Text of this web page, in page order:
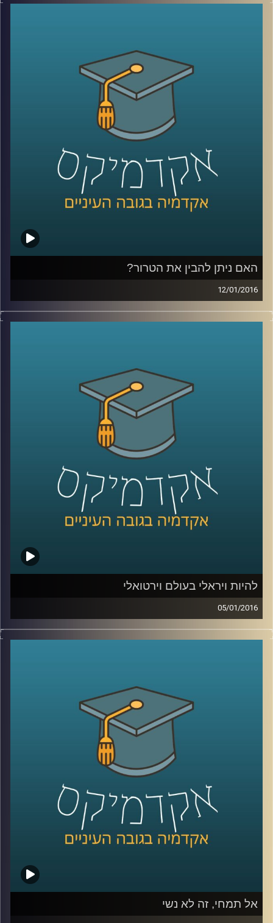
ההחלטה לשרת בצה"ל, החוויה כחייל וכסטודנט
בודד, רכישת השפה העברית, והקשר של סיפורו
האישי אל עבודתו בשנים האחרונות במרכז
AudioVersity
האם ניתן להבין את הטרור?
12/01/2016
הטרור מפחיד ומכעיס אותנו, עד כדי כך שאין
הטרור: מה מטרת העל של ארגוני טרור, והאם
הם עוסקים בזה בלבד, או שפעילויותיהם רחבות
הרבה יותר? סביר כי ההבנה של התמונה
המלאה תעזור למדינות ולקבוצות המותקפות
להתמודד עם הטרור וניסיון ההשתלטות של
האיסלאם הקיצוני. פרופסור אסף מוגדם מספר
קצת על ההיסטוריה של הטרור ומעורבותו של
הטרור במלחמות אזרחים והתקוממויות.
קרדיט תמונות:AudioVersity
להיות ויראלי בעולם וירטואלי
05/01/2016
יש לכם את זה מגיל צעיר, אתם מנהלים יופי של
הדיגיטלי לא היה שם כשהתחלתם את הדרך.
עסקים צריכים ללמוד כיצד להיות דיגטליים,
לשחק את המשחק העסקי והרווחי גם בשוק
הוירטואלי. לא די בפתיחת חשבון פייסבוק או
טוויטר ובניית אתר. דוקטור אמיר עציוני על
אסטרטגיות וירטואליות, הצלחות וכישלונות
קרדיט תמונות:AudioVersity
אל תמחי, זה לא נשי